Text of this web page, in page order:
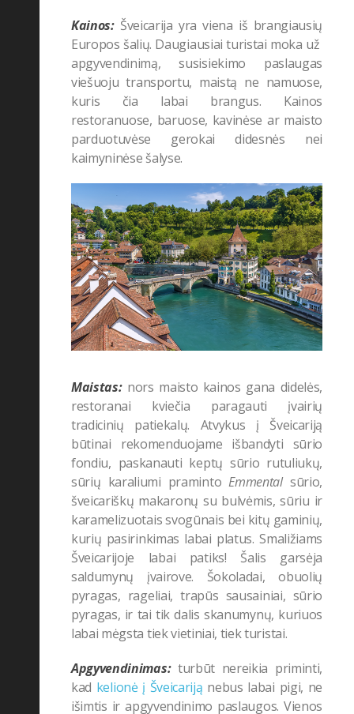
Kainos: Šveicarija yra viena iš brangiausių
Europos šalių. Daugiausiai turistai moka už
apgyvendinimą, susisiekimo paslaugas
viešuoju transportu, maistą ne namuose,
kuris čia labai brangus. Kainos
restoranuose, baruose, kavinėse ar maisto
parduotuvėse gerokai didesnės nei
kaimyninėse šalyse.
Maistas: nors maisto kainos gana didelės,
restoranai kviečia paragauti įvairių
tradicinių patiekalų. Atvykus į Šveicariją
būtinai rekomenduojame išbandyti sūrio
fondiu, paskanauti keptų sūrio rutuliukų,
sūrių karaliumi pramintoEmmentalsūrio,
šveicariškų makaronų su bulvėmis, sūriu ir
karamelizuotais svogūnais bei kitų gaminių,
kurių pasirinkimas labai platus. Smaližiams
Šveicarijoje labai patiks! Šalis garsėja
saldumynų įvairove. Šokoladai, obuolių
pyragas, rageliai, trapūs sausainiai, sūrio
pyragas, ir tai tik dalis skanumynų, kuriuos
labai mėgsta tiek vietiniai, tiek turistai.
Apgyvendinimas: turbūt nereikia priminti,
kad kelionė į Šveicariją nebus labai pigi, ne
išimtis ir apgyvendinimo paslaugos. Vienos